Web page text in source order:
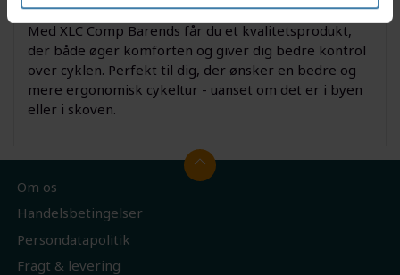
Derfor skal du vælge XLC Comp Barends
Med XLC Comp Barends får du et kvalitetsprodukt,
der både øger komforten og giver dig bedre kontrol
over cyklen. Perfekt til dig, der ønsker en bedre og
mere ergonomisk cykeltur - uanset om det er i byen
eller i skoven.
Om os
Handelsbetingelser
Persondatapolitik
Fragt & levering